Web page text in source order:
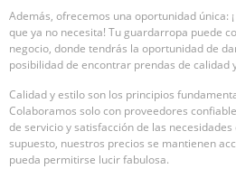
Además, ofrecemos una oportunidad única:
que ya no necesita! Tu guardarropa puede
negocio, donde tendrás la oportunidad de
posibilidad de encontrar prendas de calidad
Calidad y estilo son los principios
Colaboramos solo con proveedores
de servicio y satisfacción de las
supuesto, nuestros precios se mantienen
pueda permitirse lucir fabulosa.